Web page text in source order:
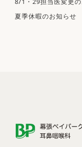
幕
夏季休暇のお知らせ